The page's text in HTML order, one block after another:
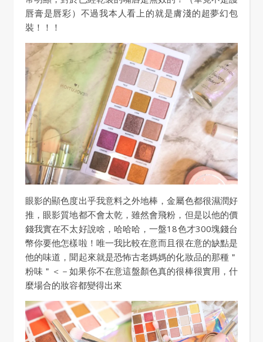
唇膏是唇彩）不過我本人看上的就是膚淺的超夢幻包
裝！！！
眼影的顯色度出乎我意料之外地棒，金屬色都很濕潤好
推，眼影質地都不會太乾，雖然會飛粉，但是以他的價
錢我實在不太好說啥，哈哈哈，一盤18色才300塊錢台
幣你要他怎樣啦！唯一我比較在意而且很在意的缺點是
他的味道，聞起來就是恐怖古老媽媽的化妝品的那種＂
粉味＂＜－如果你不在意這盤顏色真的很棒很實用，什
麼場合的妝容都變得出來